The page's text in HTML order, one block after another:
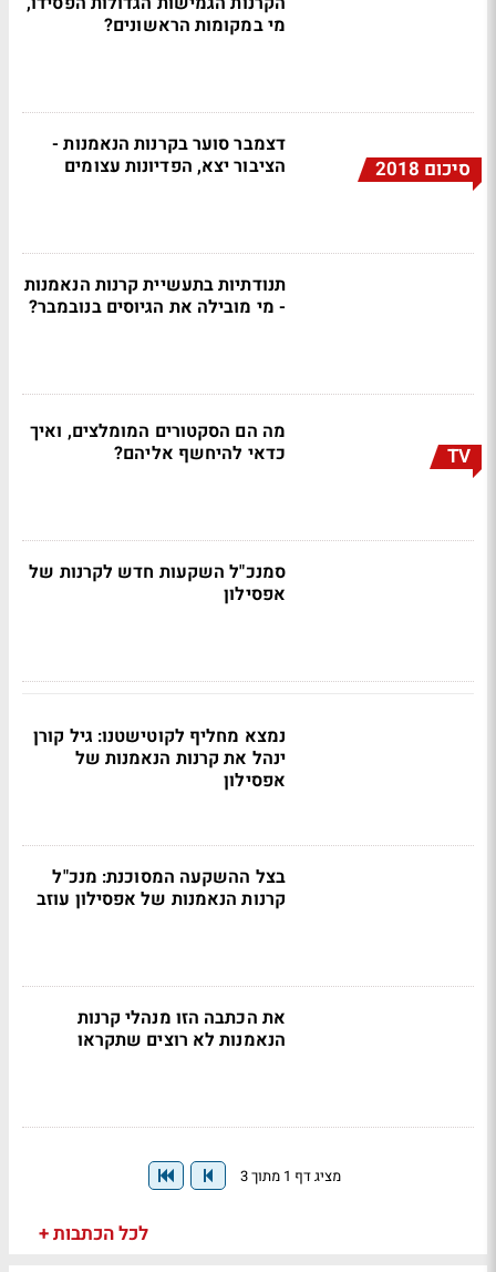
מי במקומות הראשונים?
סיכום 2018
דצמבר סוער בקרנות הנאמנות -
הציבור יצא, הפדיונות עצומים
תנודתיות בתעשיית קרנות הנאמנות
- מי מובילה את הגיוסים בנובמבר?
TV
מה הם הסקטורים המומלצים, ואיך
כדאי להיחשף אליהם?
סמנכ"ל השקעות חדש לקרנות של
אפסילון
נמצא מחליף לקוטישטנו: גיל קורן
ינהל את קרנות הנאמנות של
אפסילון
בצל ההשקעה המסוכנת: מנכ"ל
קרנות הנאמנות של אפסילון עוזב
את הכתבה הזו מנהלי קרנות
הנאמנות לא רוצים שתקראו
מציג דף 1 מתוך 3
לכל הכתבות +